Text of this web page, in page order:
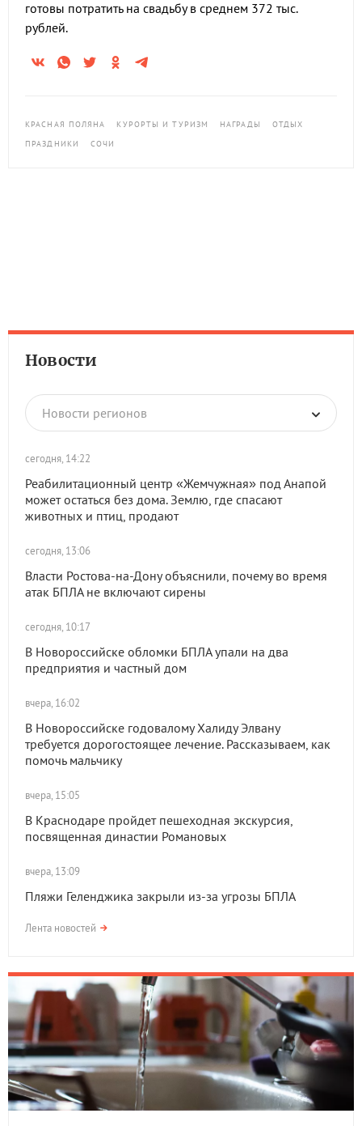
готовы потратить на свадьбу в среднем 372 тыс.
рублей.
КРАСНАЯ ПОЛЯНА КУРОРТЫ И ТУРИЗМ НАГРАДЫ
ОТДЫХ
ПРАЗДНИКИ
СОЧИ
Новости
Новости регионов
сегодня, 14:22
Реабилитационный центр «Жемчужная» под Анапой
может остаться без дома. Землю, где спасают
животных и птиц, продают
сегодня, 13:06
Власти Ростова-на-Дону объяснили, почему во время
атак БПЛА не включают сирены
сегодня, 10:17
В Новороссийске обломки БПЛА упали на два
предприятия и частный дом
вчера, 16:02
В Новороссийске годовалому Халиду Элвану
требуется дорогостоящее лечение. Рассказываем, как
помочь мальчику
вчера, 15:05
В Краснодаре пройдет пешеходная экскурсия,
посвященная династии Романовых
вчера, 13:09
Пляжи Геленджика закрыли из-за угрозы БПЛА
Лента новостей